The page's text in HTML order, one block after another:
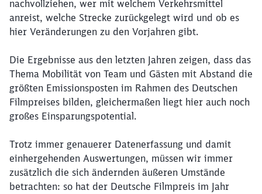
nachvollziehen, wer mit welchem Verkehrsmittel
anreist, welche Strecke zurückgelegt wird und ob es
hier Veränderungen zu den Vorjahren gibt.
Die Ergebnisse aus den letzten Jahren zeigen, dass das
Thema Mobilität von Team und Gästen mit Abstand die
größten Emissionsposten im Rahmen des Deutschen
Filmpreises bilden, gleichermaßen liegt hier auch noch
großes Einsparungspotential.
Trotz immer genauerer Datenerfassung und damit
einhergehenden Auswertungen, müssen wir immer
zusätzlich die sich ändernden äußeren Umstände
betrachten: so hat der Deutsche Filmpreis im Jahr
Schließen
Möchten Sie zuweitergeleitet
werden?
Abbrechen